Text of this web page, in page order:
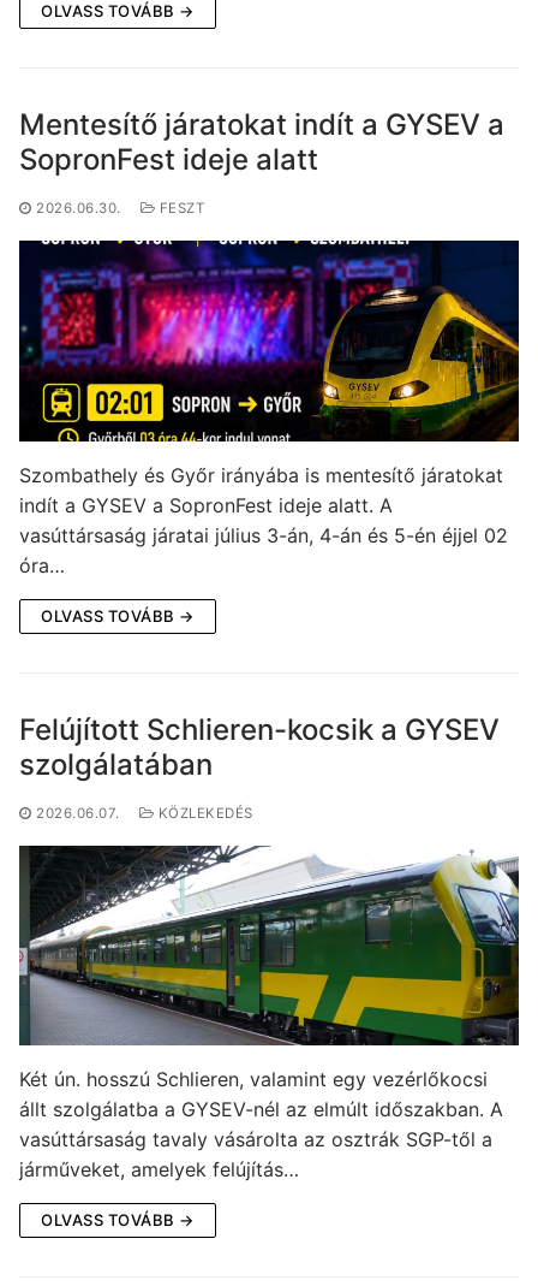
OLVASS TOVÁBB →
Mentesítő járatokat indít a GYSEV a
SopronFest ideje alatt
2026.06.30. FESZT
Szombathely és Győr irányába is mentesítő járatokat
indít a GYSEV a SopronFest ideje alatt. A
vasúttársaság járatai július 3-án, 4-án és 5-én éjjel 02
óra…
OLVASS TOVÁBB →
Felújított Schlieren-kocsik a GYSEV
szolgálatában
2026.06.07. KÖZLEKEDÉS
Két ún. hosszú Schlieren, valamint egy vezérlőkocsi
állt szolgálatba a GYSEV-nél az elmúlt időszakban. A
vasúttársaság tavaly vásárolta az osztrák SGP-től a
járműveket, amelyek felújítás…
OLVASS TOVÁBB →